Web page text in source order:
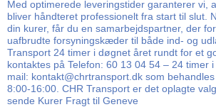
Med optimerede leveringstider garanterer vi,
bliver håndteret professionelt fra start til slut.
din kurer, får du en samarbejdspartner, der
uafbrudte forsyningskæder til både ind- og
Transport 24 timer i døgnet året rundt for et
kontaktes på Telefon: 60 13 04 54 – 24 timer
mail: kontakt@chrtransport.dk som
8:00-16:00. CHR Transport er det oplagte
sende Kurer Fragt til Geneve